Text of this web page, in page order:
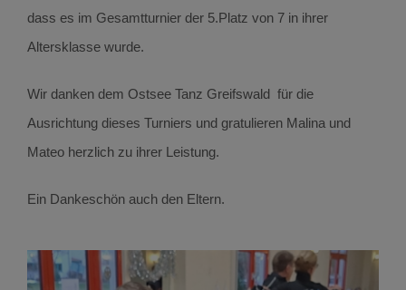
dass es im Gesamtturnier der 5.Platz von 7 in ihrer
Altersklasse wurde.
Wir danken dem Ostsee Tanz Greifswald für die
Ausrichtung dieses Turniers und gratulieren Malina und
Mateo herzlich zu ihrer Leistung.
Ein Dankeschön auch den Eltern.